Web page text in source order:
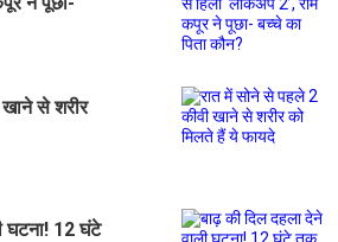
से शरीर
घटना! 12 घंटे